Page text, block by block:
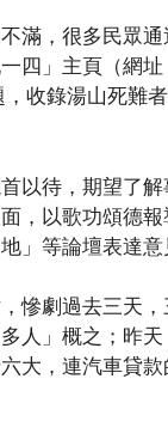
滿，很多民眾
四」主頁（網址
收錄湯山死難
以待，期望了
，以歌功頌德
」等論壇表達意
慘劇過去三天
人」概之；昨
大，連汽車貸